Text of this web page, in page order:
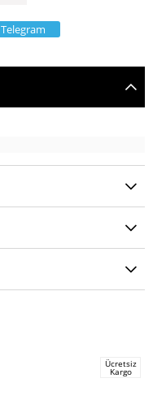
Telegram
Ücretsiz
Kargo